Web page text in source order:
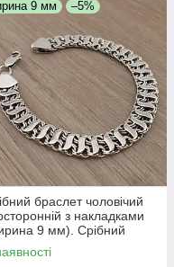
9 мм –5%
браслет чоловічий
з накладками
9 мм). Срібний
широкий на руку. 20